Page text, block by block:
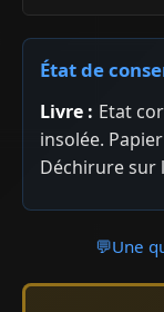
État de
Livre : Etat
insolée.
Déchirure sur
💬Une